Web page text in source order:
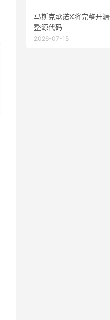
马斯克承诺X将完整开
整源代码
2026-07-15